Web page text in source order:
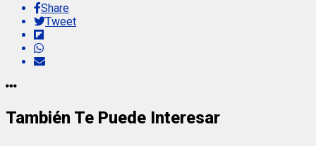
Share
Tweet
También Te Puede Interesar